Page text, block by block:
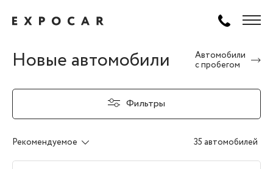
Новые автомобили
Автомобили
с пробегом
Фильтры
Рекомендуемое 35 автомобилей